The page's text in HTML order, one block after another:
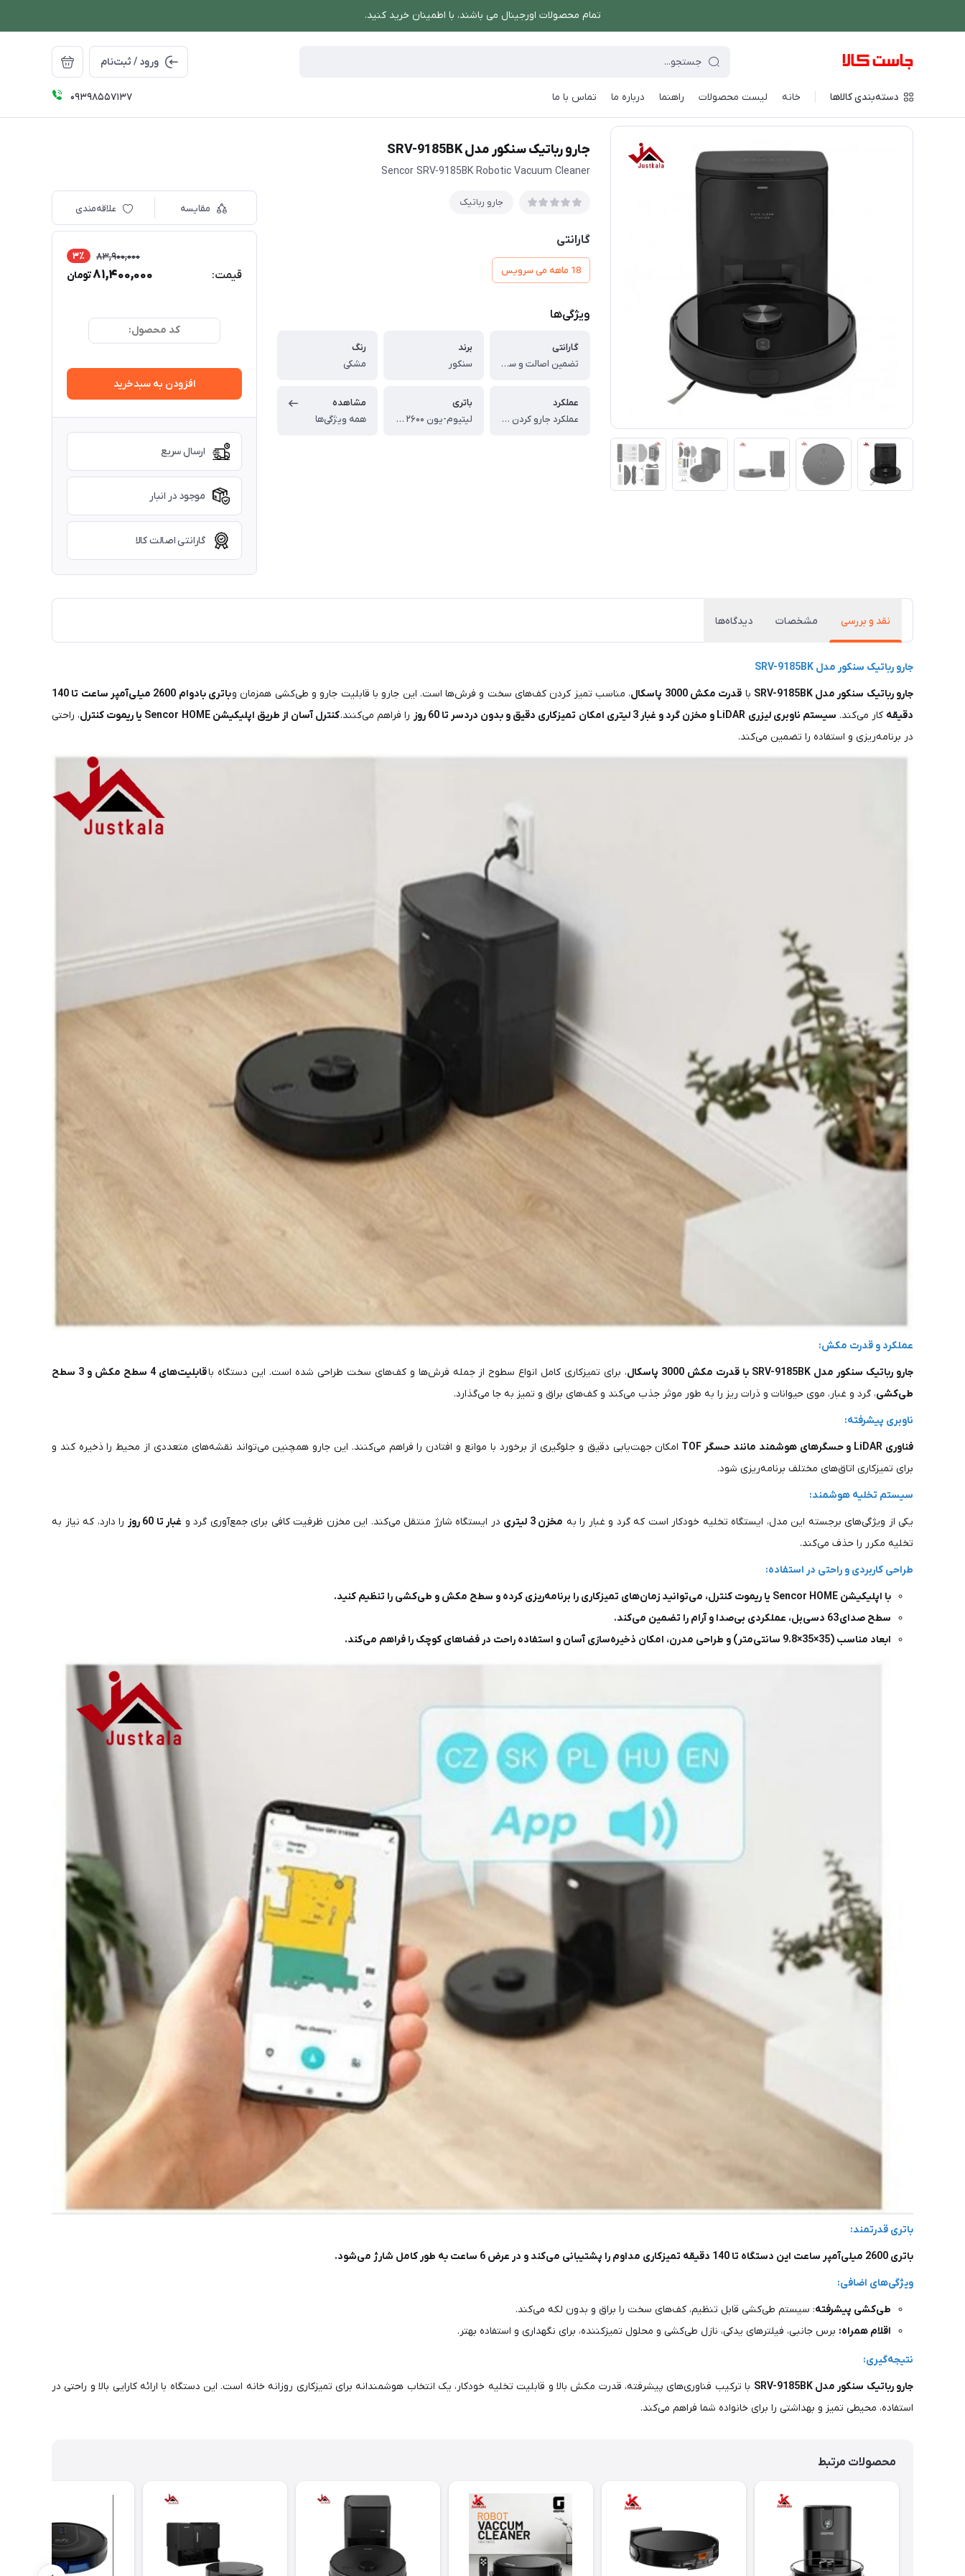
تمام محصولات اورجینال می باشند، با اطمینان خرید کنید.
ورود / ثبت‌نام
دسته‌بندی کالاها خانه لیست محصولات راهنما درباره ما تماس با ما 09398557137
فروشگاه اینترنتی جاست کالا شستشو و نظافت / جارو رباتیک جارو رباتیک سنکور مدل SRV-9185BK
جارو رباتیک سنکور مدل SRV-9185BK
Sencor SRV-9185BK Robotic Vacuum Cleaner
جارو رباتیک
گارانتی
18 ماهه می سرویس
ویژگی‌ها
گارانتی
تضمین اصالت و سلامت کالا
برند
سنکور
رنگ
مشکی
عملکرد
عملكرد جارو كردن و طی کشیدن
باتری
لیتیوم-یون ۲۶۰۰ میلی‌آمپر
مشاهده
همه ویژگی‌ها
مقایسه علاقه‌مندی
قیمت:
83,900,000 3٪
81,400,000تومان
کد محصول:
افزودن به سبدخرید
ارسال سریع
موجود در انبار
گارانتی اصالت کالا
نقد و بررسی مشخصات دیدگاه‌ها
جارو رباتیک سنکور مدل SRV-9185BK
جارو رباتیک سنکور مدل SRV-9185BK
با قدرت مکش 3000 پاسکال ، مناسب تمیز کردن کف‌های سخت و فرش‌ها است. این جارو با قابلیت جارو و طی‌کشی همزمان و
باتری بادوام 2600 میلی‌آمپر ساعت تا 140
دقیقه کار می‌کند. سیستم ناوبری لیزری LiDAR و مخزن گرد و غبار 3 لیتری امکان تمیزکاری دقیق و بدون دردسر تا 60 روز را فراهم می‌کنند.کنترل آسان از طریق اپلیکیشن Sencor HOME یا ریموت کنترل
، راحتی
در برنامه‌ریزی و استفاده را تضمین می‌کند.
عملکرد و قدرت مکش:
جارو رباتیک سنکور مدل SRV-9185BK با قدرت مکش 3000 پاسکال
، برای تمیزکاری کامل انواع سطوح از جمله فرش‌ها و کف‌های سخت طراحی شده است. این دستگاه با
قابلیت‌های 4 سطح مکش و 3 سطح
طی‌کشی، گرد و غبار، موی حیوانات و ذرات ریز را به طور موثر جذب می‌کند و کف‌های براق و تمیز به جا می‌گذارد.
ناوبری پیشرفته:
فناوری LiDAR و حسگرهای هوشمند مانند حسگر TOF
امکان جهت‌یابی دقیق و جلوگیری از برخورد با موانع و افتادن را فراهم می‌کنند. این جارو همچنین می‌تواند نقشه‌های متعددی از محیط را ذخیره کند و
برای تمیزکاری اتاق‌های مختلف برنامه‌ریزی شود.
سیستم تخلیه هوشمند:
یکی از ویژگی‌های برجسته این مدل، ایستگاه تخلیه خودکار است که گرد و غبار را به مخزن 3 لیتری در ایستگاه شارژ منتقل می‌کند. این مخزن ظرفیت کافی برای جمع‌آوری گرد و غبار تا 60 روز
را دارد، که نیاز به
تخلیه مکرر را حذف می‌کند.
طراحی کاربردی و راحتی در استفاده:
با اپلیکیشن Sencor HOME یا ریموت کنترل، می‌توانید زمان‌های تمیزکاری را برنامه‌ریزی کرده و سطح مکش و طی‌کشی را تنظیم کنید.
سطح صدای 63 دسی‌بل، عملکردی بی‌صدا و آرام را تضمین می‌کند.
ابعاد مناسب (35×35×9.8 سانتی‌متر) و طراحی مدرن، امکان ذخیره‌سازی آسان و استفاده راحت در فضاهای کوچک را فراهم می‌کند.
باتری قدرتمند:
باتری 2600 میلی‌آمپر ساعت این دستگاه تا 140 دقیقه تمیزکاری مداوم را پشتیبانی می‌کند و در عرض 6 ساعت به طور کامل شارژ می‌شود.
ویژگی‌های اضافی:
طی‌کشی پیشرفته: سیستم طی‌کشی قابل تنظیم، کف‌های سخت را براق و بدون لکه می‌کند.
اقلام همراه: برس جانبی، فیلترهای یدکی، نازل طی‌کشی و محلول تمیزکننده، برای نگهداری و استفاده بهتر.
نتیجه‌گیری:
جارو رباتیک سنکور مدل SRV-9185BK
با ترکیب فناوری‌های پیشرفته، قدرت مکش بالا و قابلیت تخلیه خودکار، یک انتخاب هوشمندانه برای تمیزکاری روزانه خانه است. این دستگاه با ارائه کارایی بالا و راحتی در
استفاده، محیطی تمیز و بهداشتی را برای خانواده شما فراهم می‌کند.
محصولات مرتبط